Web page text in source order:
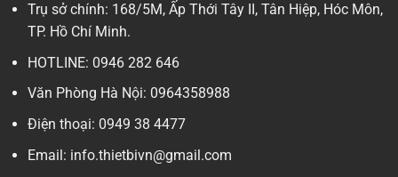
Trụ sở chính: 168/5M, Ấp Thới Tây II, Tân Hiệp, Hóc Môn,
TP. Hồ Chí Minh.
HOTLINE: 0946 282 646
Văn Phòng Hà Nội: 0964358988
Điện thoại: 0949 38 4477
Email: info.thietbivn@gmail.com